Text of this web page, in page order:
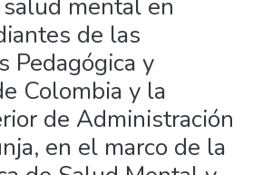
mental en
de las
Pedagógica y
Colombia y la
de Administración
en el marco de la